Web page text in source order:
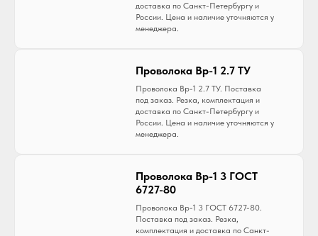
доставка по Санкт-Петербургу и
России. Цена и наличие уточняются у
менеджера.
Проволока Вр-1 2.7 ТУ
Проволока Вр-1 2.7 ТУ. Поставка
под заказ. Резка, комплектация и
доставка по Санкт-Петербургу и
России. Цена и наличие уточняются у
менеджера.
Проволока Вр-1 3 ГОСТ
6727-80
Проволока Вр-1 3 ГОСТ 6727-80.
Поставка под заказ. Резка,
комплектация и доставка по Санкт-